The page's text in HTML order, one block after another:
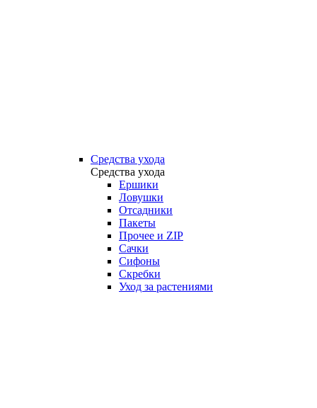
Средства ухода
Средства ухода
Ершики
Ловушки
Отсадники
Пакеты
Прочее и ZIP
Сачки
Сифоны
Скребки
Уход за растениями